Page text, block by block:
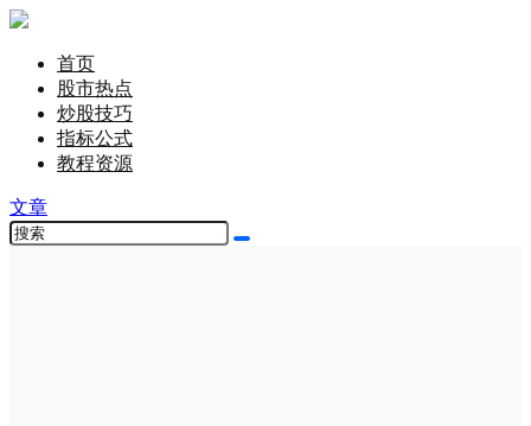
首页
股市热点
炒股技巧
指标公式
教程资源
文章